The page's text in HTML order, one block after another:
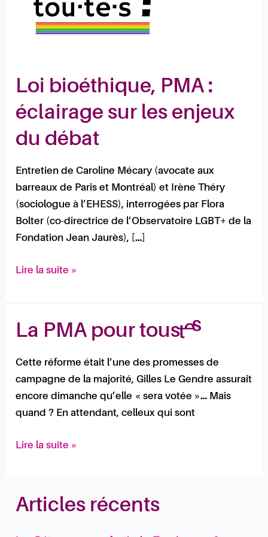
Loi bioéthique, PMA :
éclairage sur les enjeux
du débat
Entretien de Caroline Mécary (avocate aux
barreaux de Paris et Montréal) et Irène Théry
(sociologue à l’EHESS), interrogées par Flora
Bolter (co-directrice de l’Observatoire LGBT+ de la
Fondation Jean Jaurès), […]
enjeux
Lire la suite »
La PMA pour tous·tes
Cette réforme était l’une des promesses de
campagne de la majorité, Gilles Le Gendre assurait
encore dimanche qu’elle « sera votée »… Mais
quand ? En attendant, celleux qui sont
La
pour
tous·tes
Lire la suite »
Articles récents